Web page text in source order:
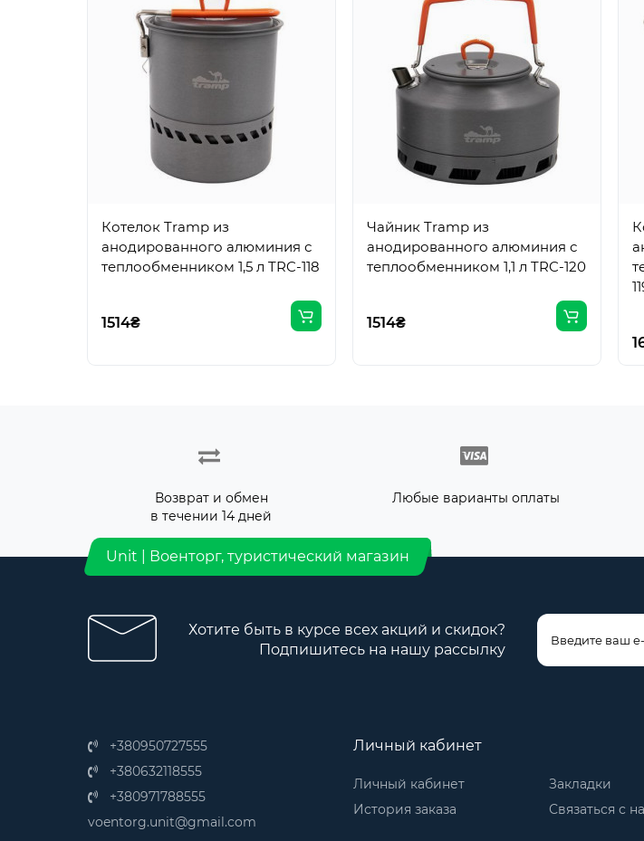
Котелок Tramp из
анодированного алюминия с
теплообменником 1,5 л TRC-118
1514₴
Чайник Tramp из
анодированного алюминия с
теплообменником 1,1 л TRC-120
1514₴
Возврат и обмен
в течении 14 дней
Любые варианты оплаты
Unit | Военторг, туристический магазин
Хотите быть в курсе всех акций и скидок?
Подпишитесь на нашу рассылку
+380950727555
+380632118555
+380971788555
voentorg.unit@gmail.com
Личный кабинет
Личный кабинет
История заказа
Закладки
Связаться с